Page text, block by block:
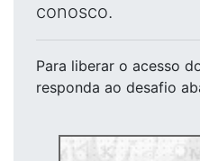
conosco.
Para liberar o acesso
responda ao desafio